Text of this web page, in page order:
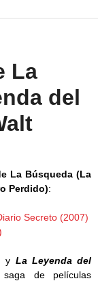
La
del
La Búsqueda (La
Perdido):
Secreto (2007)
y La Leyenda del
de películas